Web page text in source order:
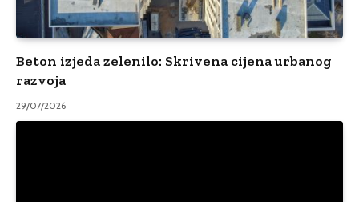
Beton izjeda zelenilo: Skrivena cijena urbanog
razvoja
29/07/2026